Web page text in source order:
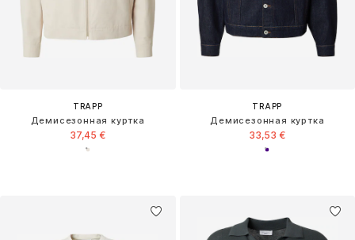
TRAPP
Демисезонная куртка
37,45 €
TRAPP
Демисезонная куртка
33,53 €